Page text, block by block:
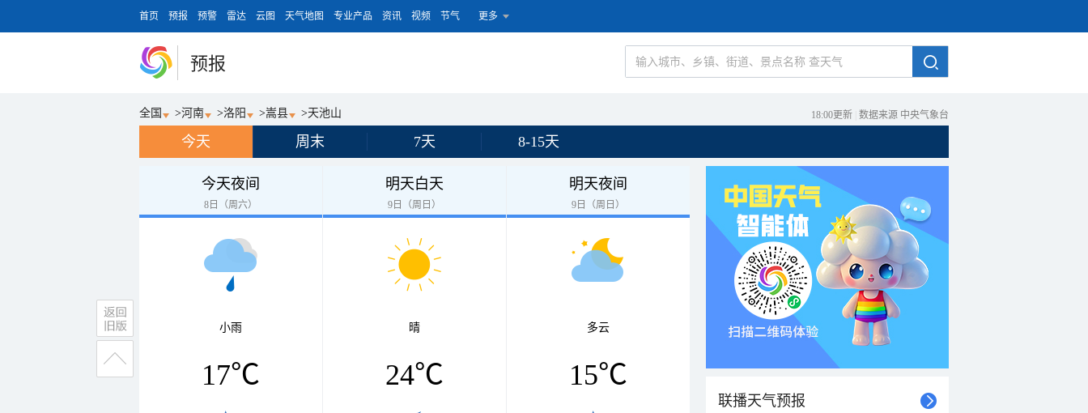
首页 预报 预警 雷达 云图 天气地图 专业产品 资讯 视频 节气 更多
预报
全国 >河南 >洛阳 >嵩县 >天池山 18:00更新 数据来源 中央气象台
今天 周末 7天 8-15天
今天夜间
8日（周六）
小雨
17℃
明天白天
9日（周日）
晴
24℃
明天夜间
9日（周日）
多云
15℃
联播天气预报